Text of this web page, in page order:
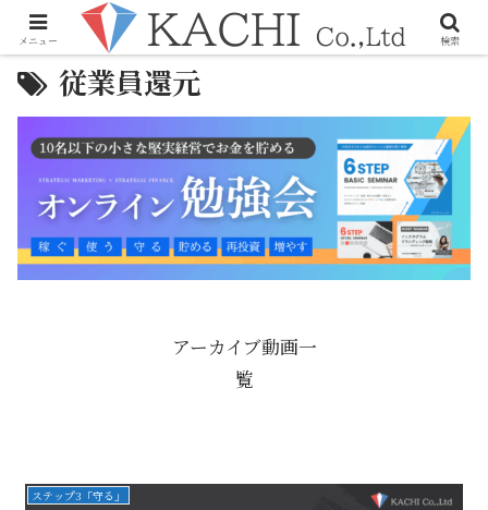
従業員還元
アーカイブ動画一
覧
ステップ3「守る」
メニュー 検索